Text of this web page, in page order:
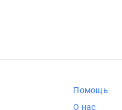
Помощь
О нас